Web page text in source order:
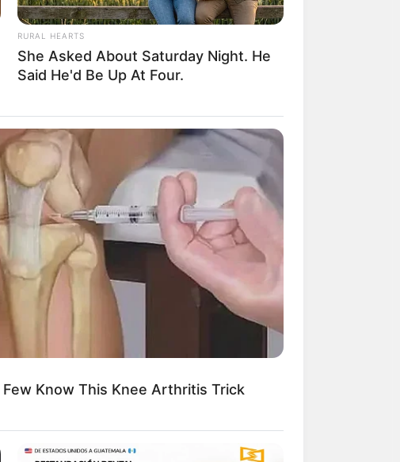
RURAL HEARTS
She Asked About Saturday Night. He
Said He'd Be Up At Four.
Know This Knee Arthritis Trick
BRAINBERRIES
Macaulay Culkin's Own Version Of The
New ‘Home Alone’